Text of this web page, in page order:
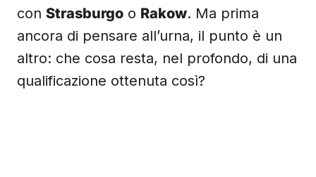
con Strasburgo o Rakow. Ma prima
ancora di pensare all’urna, il punto è un
altro: che cosa resta, nel profondo, di una
qualificazione ottenuta così?